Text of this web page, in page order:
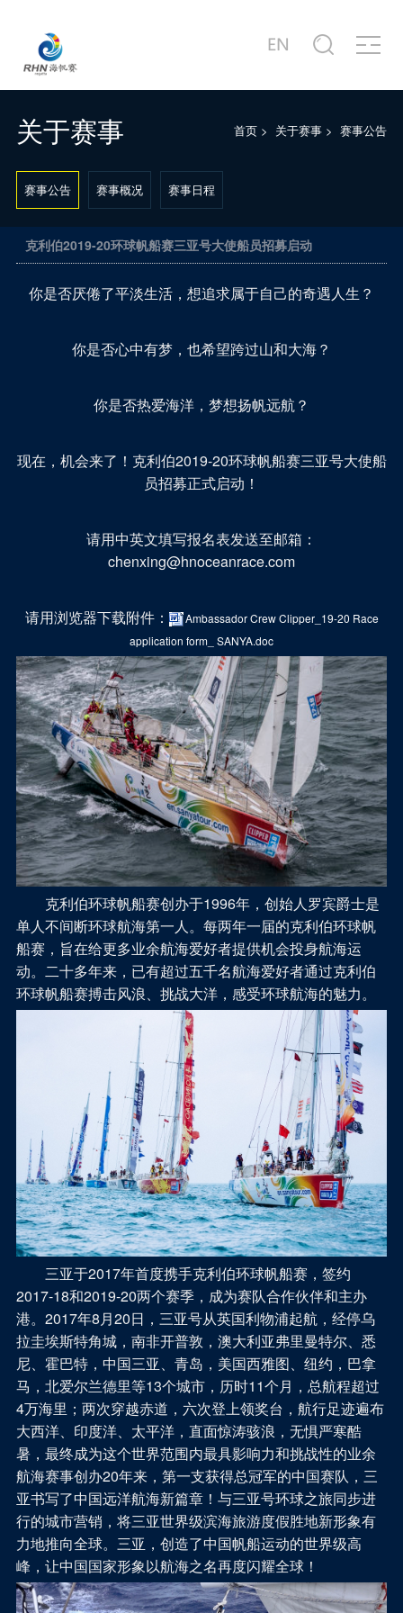
关于赛事
赛事公告
赛事概况
商务合作
合作商家介绍
合作概况
新闻中心
赛事新闻
行业动态
赛事图片
赛事精选
主题活动
赛事视频
赛事专题片
赛事宣传片
服务中心
城市介绍
港口介绍
站点信息
公司简介
发展历程
关于赛事 首页 > 关于赛事 > 赛事公告
赛事公告 赛事概况 赛事日程
克利伯2019-20环球帆船赛三亚号大使船员招募启动
你是否厌倦了平淡生活，想追求属于自己的奇遇人生？
你是否心中有梦，也希望跨过山和大海？
你是否热爱海洋，梦想扬帆远航？
现在，机会来了！克利伯2019-20环球帆船赛三亚号大使船
员招募正式启动！
请用中英文填写报名表发送至邮箱：
chenxing@hnoceanrace.com
请用浏览器下载附件：
Ambassador Crew Clipper_19-20 Race
application form_ SANYA.doc
克利伯环球帆船赛创办于1996年，创始人罗宾爵士是
单人不间断环球航海第一人。每两年一届的克利伯环球帆
船赛，旨在给更多业余航海爱好者提供机会投身航海运
动。二十多年来，已有超过五千名航海爱好者通过克利伯
环球帆船赛搏击风浪、挑战大洋，感受环球航海的魅力。
三亚于2017年首度携手克利伯环球帆船赛，签约
2017-18和2019-20两个赛季，成为赛队合作伙伴和主办
港。2017年8月20日，三亚号从英国利物浦起航，经停乌
拉圭埃斯特角城，南非开普敦，澳大利亚弗里曼特尔、悉
尼、霍巴特，中国三亚、青岛，美国西雅图、纽约，巴拿
马，北爱尔兰德里等13个城市，历时11个月，总航程超过
4万海里；两次穿越赤道，六次登上领奖台，航行足迹遍布
大西洋、印度洋、太平洋，直面惊涛骇浪，无惧严寒酷
暑，最终成为这个世界范围内最具影响力和挑战性的业余
航海赛事创办20年来，第一支获得总冠军的中国赛队，三
亚书写了中国远洋航海新篇章！与三亚号环球之旅同步进
行的城市营销，将三亚世界级滨海旅游度假胜地新形象有
力地推向全球。三亚，创造了中国帆船运动的世界级高
峰，让中国国家形象以航海之名再度闪耀全球！